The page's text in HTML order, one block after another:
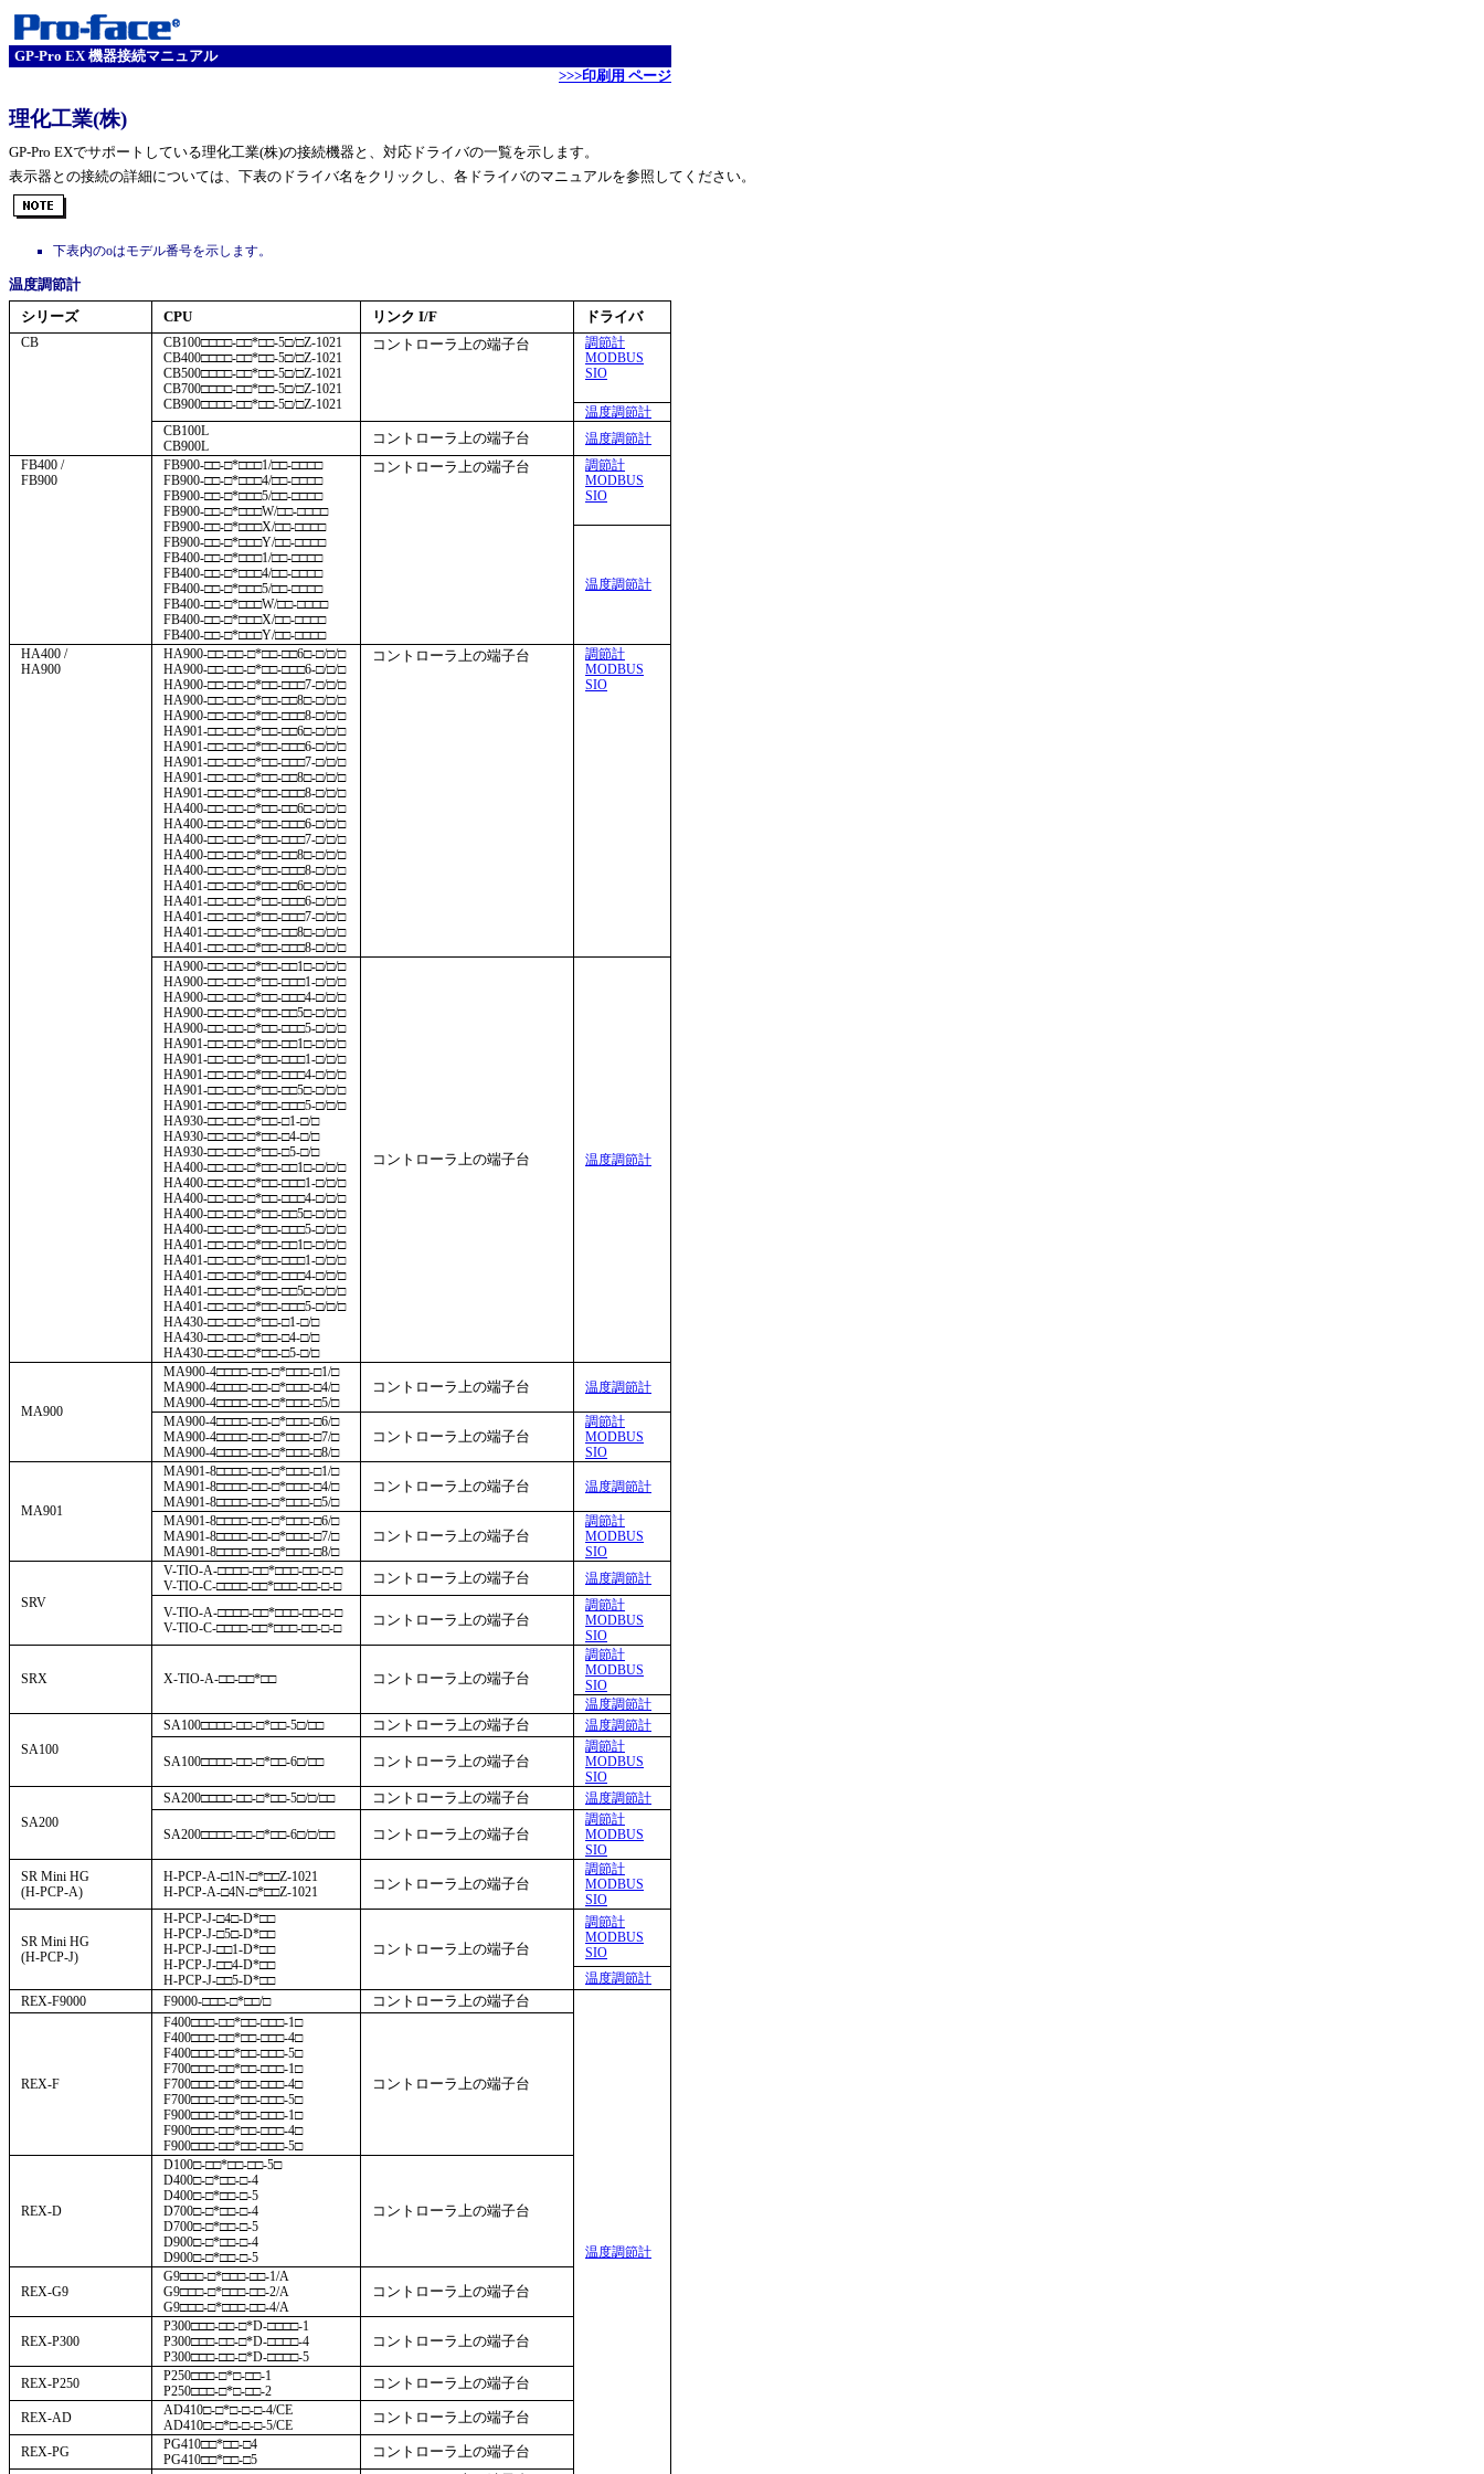
GP-Pro EX 機器接続マニュアル
>>>印刷用 ページ
理化工業(株)
GP-Pro EXでサポートしている理化工業(株)の接続機器と、対応ドライバの一覧を示します。
表示器との接続の詳細については、下表のドライバ名をクリックし、各ドライバのマニュアルを参照してください。
下表内のoはモデル番号を示します。
温度調節計
シリーズ
CPU リンク I/F ドライバ
CB
CB100□□□□-□□*□□-5□/□Z-1021
CB400□□□□-□□*□□-5□/□Z-1021
CB500□□□□-□□*□□-5□/□Z-1021
CB700□□□□-□□*□□-5□/□Z-1021
CB900□□□□-□□*□□-5□/□Z-1021
コントローラ上の端子台
調節計
MODBUS
SIO
温度調節計
CB100L
CB900L
コントローラ上の端子台
温度調節計
FB400 /
FB900
FB900-□□-□*□□□1/□□-□□□□
FB900-□□-□*□□□4/□□-□□□□
FB900-□□-□*□□□5/□□-□□□□
FB900-□□-□*□□□W/□□-□□□□
FB900-□□-□*□□□X/□□-□□□□
FB900-□□-□*□□□Y/□□-□□□□
FB400-□□-□*□□□1/□□-□□□□
FB400-□□-□*□□□4/□□-□□□□
FB400-□□-□*□□□5/□□-□□□□
FB400-□□-□*□□□W/□□-□□□□
FB400-□□-□*□□□X/□□-□□□□
FB400-□□-□*□□□Y/□□-□□□□
コントローラ上の端子台
調節計
MODBUS
SIO
温度調節計
HA400 /
HA900
HA900-□□-□□-□*□□-□□6□-□/□/□
HA900-□□-□□-□*□□-□□□6-□/□/□
HA900-□□-□□-□*□□-□□□7-□/□/□
HA900-□□-□□-□*□□-□□8□-□/□/□
HA900-□□-□□-□*□□-□□□8-□/□/□
HA901-□□-□□-□*□□-□□6□-□/□/□
HA901-□□-□□-□*□□-□□□6-□/□/□
HA901-□□-□□-□*□□-□□□7-□/□/□
HA901-□□-□□-□*□□-□□8□-□/□/□
HA901-□□-□□-□*□□-□□□8-□/□/□
HA400-□□-□□-□*□□-□□6□-□/□/□
HA400-□□-□□-□*□□-□□□6-□/□/□
HA400-□□-□□-□*□□-□□□7-□/□/□
HA400-□□-□□-□*□□-□□8□-□/□/□
HA400-□□-□□-□*□□-□□□8-□/□/□
HA401-□□-□□-□*□□-□□6□-□/□/□
HA401-□□-□□-□*□□-□□□6-□/□/□
HA401-□□-□□-□*□□-□□□7-□/□/□
HA401-□□-□□-□*□□-□□8□-□/□/□
HA401-□□-□□-□*□□-□□□8-□/□/□
コントローラ上の端子台
調節計
MODBUS
SIO
HA900-□□-□□-□*□□-□□1□-□/□/□
HA900-□□-□□-□*□□-□□□1-□/□/□
HA900-□□-□□-□*□□-□□□4-□/□/□
HA900-□□-□□-□*□□-□□5□-□/□/□
HA900-□□-□□-□*□□-□□□5-□/□/□
HA901-□□-□□-□*□□-□□1□-□/□/□
HA901-□□-□□-□*□□-□□□1-□/□/□
HA901-□□-□□-□*□□-□□□4-□/□/□
HA901-□□-□□-□*□□-□□5□-□/□/□
HA901-□□-□□-□*□□-□□□5-□/□/□
HA930-□□-□□-□*□□-□1-□/□
HA930-□□-□□-□*□□-□4-□/□
HA930-□□-□□-□*□□-□5-□/□
HA400-□□-□□-□*□□-□□1□-□/□/□
HA400-□□-□□-□*□□-□□□1-□/□/□
HA400-□□-□□-□*□□-□□□4-□/□/□
HA400-□□-□□-□*□□-□□5□-□/□/□
HA400-□□-□□-□*□□-□□□5-□/□/□
HA401-□□-□□-□*□□-□□1□-□/□/□
HA401-□□-□□-□*□□-□□□1-□/□/□
HA401-□□-□□-□*□□-□□□4-□/□/□
HA401-□□-□□-□*□□-□□5□-□/□/□
HA401-□□-□□-□*□□-□□□5-□/□/□
HA430-□□-□□-□*□□-□1-□/□
HA430-□□-□□-□*□□-□4-□/□
HA430-□□-□□-□*□□-□5-□/□
コントローラ上の端子台 温度調節計
MA900
MA900-4□□□□-□□-□*□□□-□1/□
MA900-4□□□□-□□-□*□□□-□4/□
MA900-4□□□□-□□-□*□□□-□5/□
コントローラ上の端子台 温度調節計
MA900-4□□□□-□□-□*□□□-□6/□
MA900-4□□□□-□□-□*□□□-□7/□
MA900-4□□□□-□□-□*□□□-□8/□
コントローラ上の端子台
調節計
MODBUS
SIO
MA901
MA901-8□□□□-□□-□*□□□-□1/□
MA901-8□□□□-□□-□*□□□-□4/□
MA901-8□□□□-□□-□*□□□-□5/□
コントローラ上の端子台 温度調節計
MA901-8□□□□-□□-□*□□□-□6/□
MA901-8□□□□-□□-□*□□□-□7/□
MA901-8□□□□-□□-□*□□□-□8/□
コントローラ上の端子台
調節計
MODBUS
SIO
SRV
V-TIO-A-□□□□-□□*□□□-□□-□-□
V-TIO-C-□□□□-□□*□□□-□□-□-□
コントローラ上の端子台 温度調節計
V-TIO-A-□□□□-□□*□□□-□□-□-□
V-TIO-C-□□□□-□□*□□□-□□-□-□
コントローラ上の端子台
調節計
MODBUS
SIO
SRX X-TIO-A-□□-□□*□□ コントローラ上の端子台
調節計
MODBUS
SIO
温度調節計
SA100
SA100□□□□-□□-□*□□-5□/□□ コントローラ上の端子台 温度調節計
SA100□□□□-□□-□*□□-6□/□□ コントローラ上の端子台
調節計
MODBUS
SIO
SA200
SA200□□□□-□□-□*□□-5□/□/□□ コントローラ上の端子台 温度調節計
SA200□□□□-□□-□*□□-6□/□/□□ コントローラ上の端子台
調節計
MODBUS
SIO
SR Mini HG
(H-PCP-A)
H-PCP-A-□1N-□*□□Z-1021
H-PCP-A-□4N-□*□□Z-1021
コントローラ上の端子台
調節計
MODBUS
SIO
SR Mini HG
(H-PCP-J)
H-PCP-J-□4□-D*□□
H-PCP-J-□5□-D*□□
H-PCP-J-□□1-D*□□
H-PCP-J-□□4-D*□□
H-PCP-J-□□5-D*□□
コントローラ上の端子台
調節計
MODBUS
SIO
温度調節計
REX-F9000
F9000-□□□-□*□□/□ コントローラ上の端子台
温度調節計
REX-F
F400□□□-□□*□□-□□□-1□
F400□□□-□□*□□-□□□-4□
F400□□□-□□*□□-□□□-5□
F700□□□-□□*□□-□□□-1□
F700□□□-□□*□□-□□□-4□
F700□□□-□□*□□-□□□-5□
F900□□□-□□*□□-□□□-1□
F900□□□-□□*□□-□□□-4□
F900□□□-□□*□□-□□□-5□
コントローラ上の端子台
REX-D
D100□-□□*□□-□□-5□
D400□-□*□□-□-4
D400□-□*□□-□-5
D700□-□*□□-□-4
D700□-□*□□-□-5
D900□-□*□□-□-4
D900□-□*□□-□-5
コントローラ上の端子台
REX-G9
G9□□□-□*□□□-□□-1/A
G9□□□-□*□□□-□□-2/A
G9□□□-□*□□□-□□-4/A
コントローラ上の端子台
REX-P300
P300□□□-□□-□*D-□□□□-1
P300□□□-□□-□*D-□□□□-4
P300□□□-□□-□*D-□□□□-5
コントローラ上の端子台
REX-P250
P250□□□-□*□-□□-1
P250□□□-□*□-□□-2
コントローラ上の端子台
REX-AD
AD410□-□*□-□-□-4/CE
AD410□-□*□-□-□-5/CE
コントローラ上の端子台
REX-PG
PG410□□*□□-□4
PG410□□*□□-□5
コントローラ上の端子台